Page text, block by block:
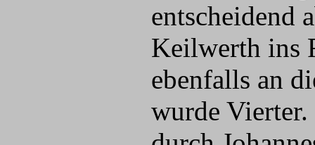
entscheidend
Keilwerth ins
ebenfalls an
wurde